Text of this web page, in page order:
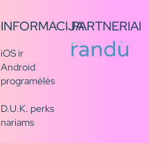
INFORMACIJA
iOS ir
Android
programėlės
D.U.K. perks
nariams
PARTNERIAI